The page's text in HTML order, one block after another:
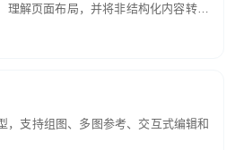
理解页面布局，并将非结构化内容转换
结构化结果。
，支持组图、多图参考、交互式编辑和